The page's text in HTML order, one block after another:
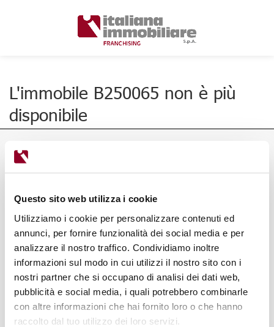
Questo sito web utilizza i cookie
Utilizziamo i cookie per personalizzare contenuti ed
annunci, per fornire funzionalità dei social media e per
analizzare il nostro traffico. Condividiamo inoltre
informazioni sul modo in cui utilizzi il nostro sito con i
nostri partner che si occupano di analisi dei dati web,
pubblicità e social media, i quali potrebbero combinarle
con altre informazioni che hai fornito loro o che hanno
raccolto dal tuo utilizzo dei loro servizi.
L'immobile B250065 non è più
disponibile
Via Ponte Alle Mosse, 136/138,
50144 Firenze
Tel. +39 055361146
Mail: italiana@italianaimmobiliare.it